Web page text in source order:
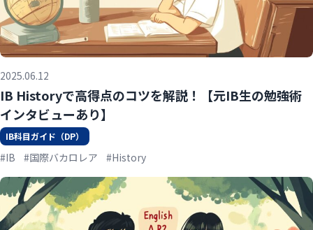
2025.06.12
IB Historyで高得点のコツを解説！【元IB生の勉強術
インタビューあり】
IB科目ガイド（DP）
#IB #国際バカロレア #History